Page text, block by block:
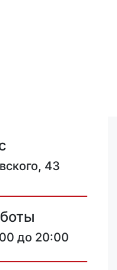
43
до 20:00